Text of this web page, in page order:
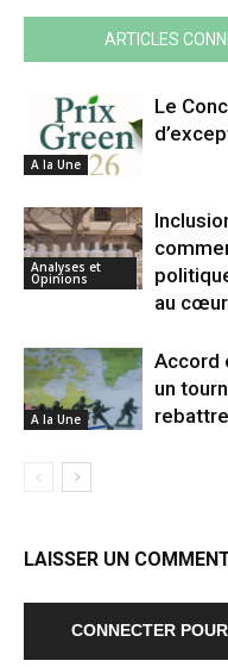
ARTICLES
A la Une
Le
Analyses et
Opinions
au
A la Une
Accord
un
LAISSER UN
CONNECTER